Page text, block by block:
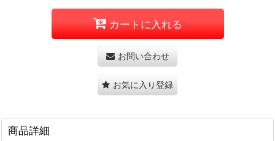
カートに入れる
お問い合わせ
お気に入り登録
商品詳細